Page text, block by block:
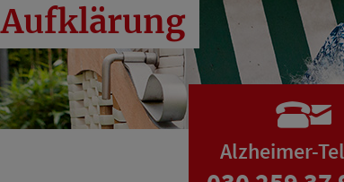
Aufklärung
Alzheimer-